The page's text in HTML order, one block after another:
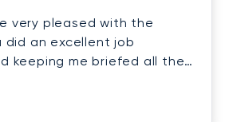
very pleased with the
did an excellent job
keeping me briefed all the